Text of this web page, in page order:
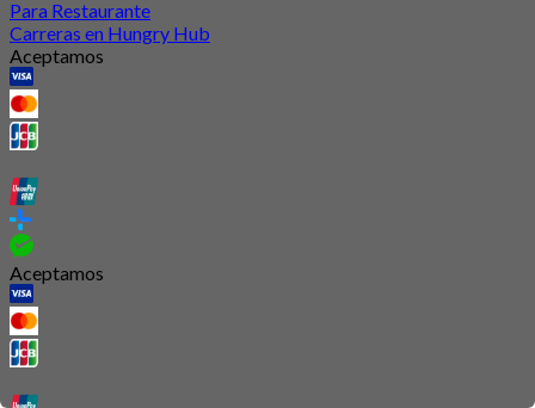
Para Restaurante
Carreras en Hungry Hub
Aceptamos
Aceptamos